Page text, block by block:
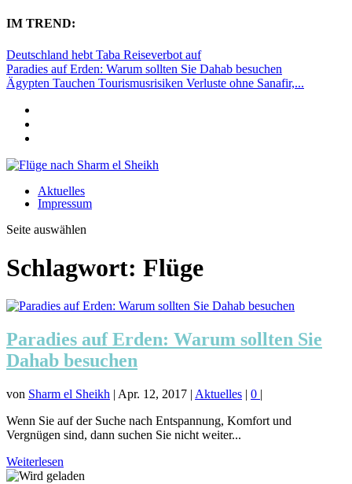
IM TREND:
Deutschland hebt Taba Reiseverbot auf
Paradies auf Erden: Warum sollten Sie Dahab besuchen
Ägypten Tauchen Tourismusrisiken Verluste ohne Sanafir,...
Aktuelles
Impressum
Seite auswählen
Schlagwort: Flüge
Paradies auf Erden: Warum sollten Sie
Dahab besuchen
von Sharm el Sheikh | Apr. 12, 2017 | Aktuelles | 0 |
Wenn Sie auf der Suche nach Entspannung, Komfort und
Vergnügen sind, dann suchen Sie nicht weiter...
Weiterlesen